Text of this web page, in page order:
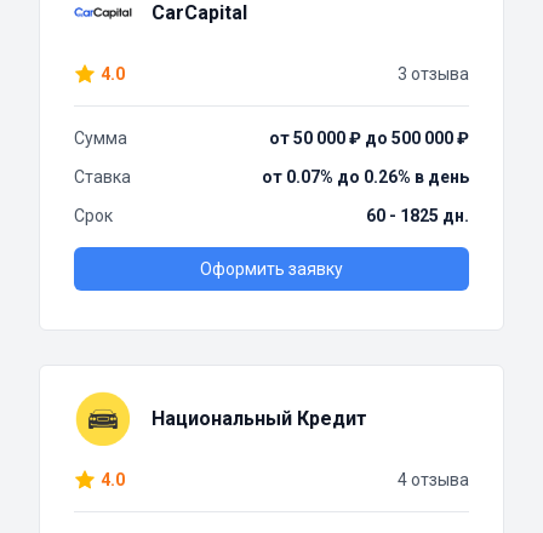
CarCapital
4.0 3 отзыва
Сумма
от 50 000 ₽ до 500 000 ₽
Ставка
от 0.07% до 0.26% в день
Срок
60 - 1825 дн.
Оформить заявку
Национальный Кредит
4.0 4 отзыва